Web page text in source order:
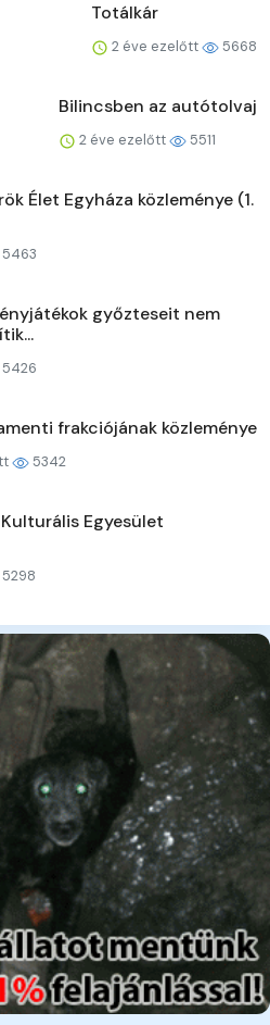
Totálkár
2 éve ezelőtt 5668
Bilincsben az autótolvaj
2 éve ezelőtt 5511
Élet Egyháza közleménye (1.
5463
győzteseit nem
5426
frakciójának közleménye
5342
Egyesület
5298